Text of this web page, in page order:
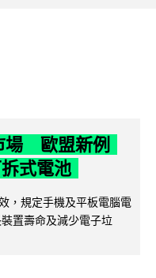
場 歐盟新例
式電池
，規定手機及平板電腦電
置壽命及減少電子垃